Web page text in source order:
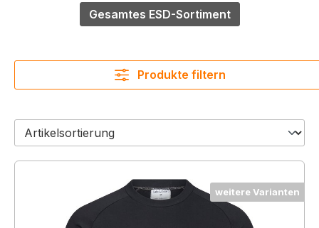
Gesamtes ESD-Sortiment
Produkte filtern
weitere Varianten